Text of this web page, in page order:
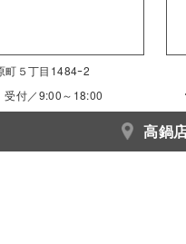
町５丁目1484ｰ2
受付／9:00～18:00
高鍋